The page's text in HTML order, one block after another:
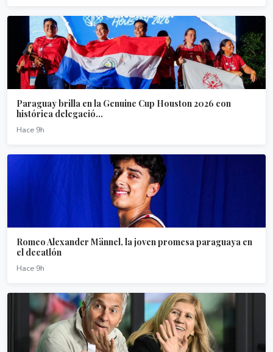
Paraguay brilla en la Genuine Cup Houston 2026 con
histórica delegació...
Hace 9h
Romeo Alexander Männel, la joven promesa paraguaya en
el decatlón
Hace 9h